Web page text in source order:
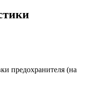
предохранителя (на